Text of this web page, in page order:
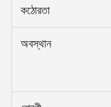
কঠোরতা
অবস্থান